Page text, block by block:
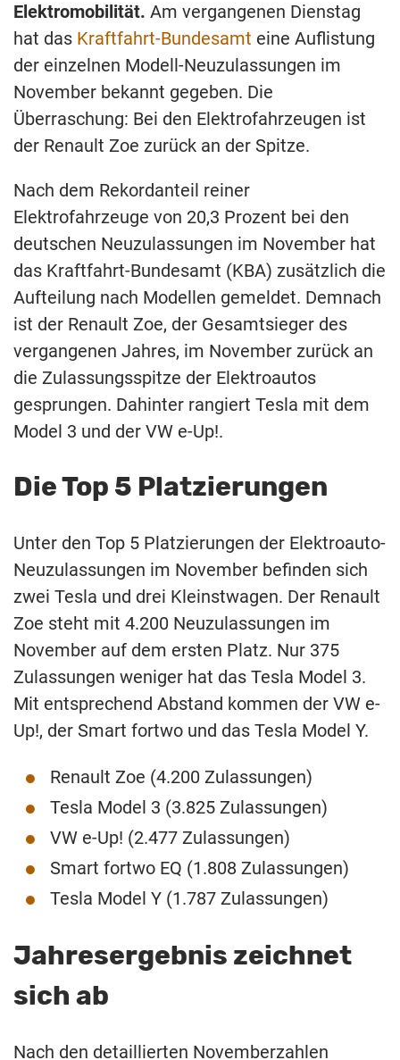
Elektromobilität. Am vergangenen Dienstag
hat das Kraftfahrt-Bundesamt eine Auflistung
der einzelnen Modell-Neuzulassungen im
November bekannt gegeben. Die
Überraschung: Bei den Elektrofahrzeugen ist
der Renault Zoe zurück an der Spitze.
Nach dem Rekordanteil reiner
Elektrofahrzeuge von 20,3 Prozent bei den
deutschen Neuzulassungen im November hat
das Kraftfahrt-Bundesamt (KBA) zusätzlich die
Aufteilung nach Modellen gemeldet. Demnach
ist der Renault Zoe, der Gesamtsieger des
vergangenen Jahres, im November zurück an
die Zulassungsspitze der Elektroautos
gesprungen. Dahinter rangiert Tesla mit dem
Model 3 und der VW e-Up!.
Die Top 5 Platzierungen
Unter den Top 5 Platzierungen der Elektroauto-
Neuzulassungen im November befinden sich
zwei Tesla und drei Kleinstwagen. Der Renault
Zoe steht mit 4.200 Neuzulassungen im
November auf dem ersten Platz. Nur 375
Zulassungen weniger hat das Tesla Model 3.
Mit entsprechend Abstand kommen der VW e-
Up!, der Smart fortwo und das Tesla Model Y.
Renault Zoe (4.200 Zulassungen)
Tesla Model 3 (3.825 Zulassungen)
VW e-Up! (2.477 Zulassungen)
Smart fortwo EQ (1.808 Zulassungen)
Tesla Model Y (1.787 Zulassungen)
Jahresergebnis zeichnet
sich ab
Nach den detaillierten Novemberzahlen